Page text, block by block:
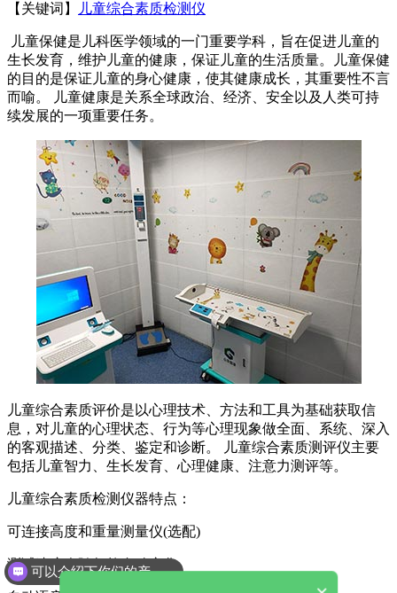
【关键词】 儿童综合素质检测仪
儿童保健是儿科医学领域的一门重要学科，旨在促进儿童的
生长发育，维护儿童的健康，保证儿童的生活质量。儿童保健
的目的是保证儿童的身心健康，使其健康成长，其重要性不言
而喻。 儿童健康是关系全球政治、经济、安全以及人类可持
续发展的一项重要任务。
儿童综合素质评价是以心理技术、方法和工具为基础获取信
息，对儿童的心理状态、行为等心理现象做全面、系统、深入
的客观描述、分类、鉴定和诊断。 儿童综合素质测评仪主要
包括儿童智力、生长发育、心理健康、注意力测评等。
儿童综合素质检测仪器特点：
可连接高度和重量测量仪(选配)
测试速度会随年龄自动变化
可以介绍下你们的产品么